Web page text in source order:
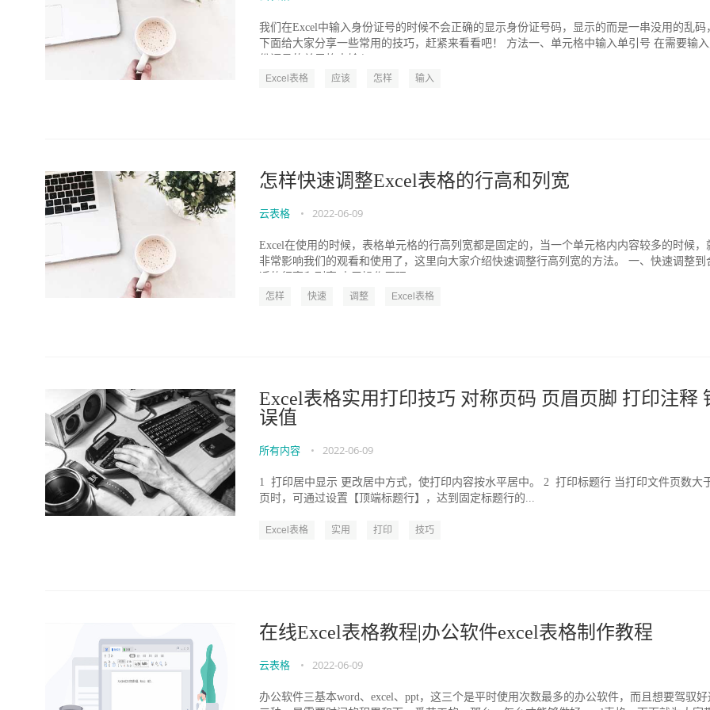
我们在Excel中输入身份证号的时候不会正确的显示身份证号码，显示的而是一串没用的乱码
下面给大家分享一些常用的技巧，赶紧来看看吧！ 方法一、单元格中输入单引号 在需要输
Excel表格 应该 怎样 输入
怎样快速调整Excel表格的行高和列宽
云表格 • 2022-06-09
Excel在使用的时候，表格单元格的行高列宽都是固定的，当一个单元格内内容较多的时候，
非常影响我们的观看和使用了，这里向大家介绍快速调整行高列宽的方法。 一、快速调整到
怎样 快速 调整 Excel表格
Excel表格实用打印技巧 对称页码 页眉页脚 打印注释
误值
所有内容 • 2022-06-09
1 打印居中显示 更改居中方式，使打印内容按水平居中。 2 打印标题行 当打印文件页数大
页时，可通过设置【顶端标题行】，达到固定标题行的...
Excel表格 实用 打印 技巧
在线Excel表格教程|办公软件excel表格制作教程
云表格 • 2022-06-09
办公软件三基本word、excel、ppt，这三个是平时使用次数最多的办公软件，而且想要驾驭好